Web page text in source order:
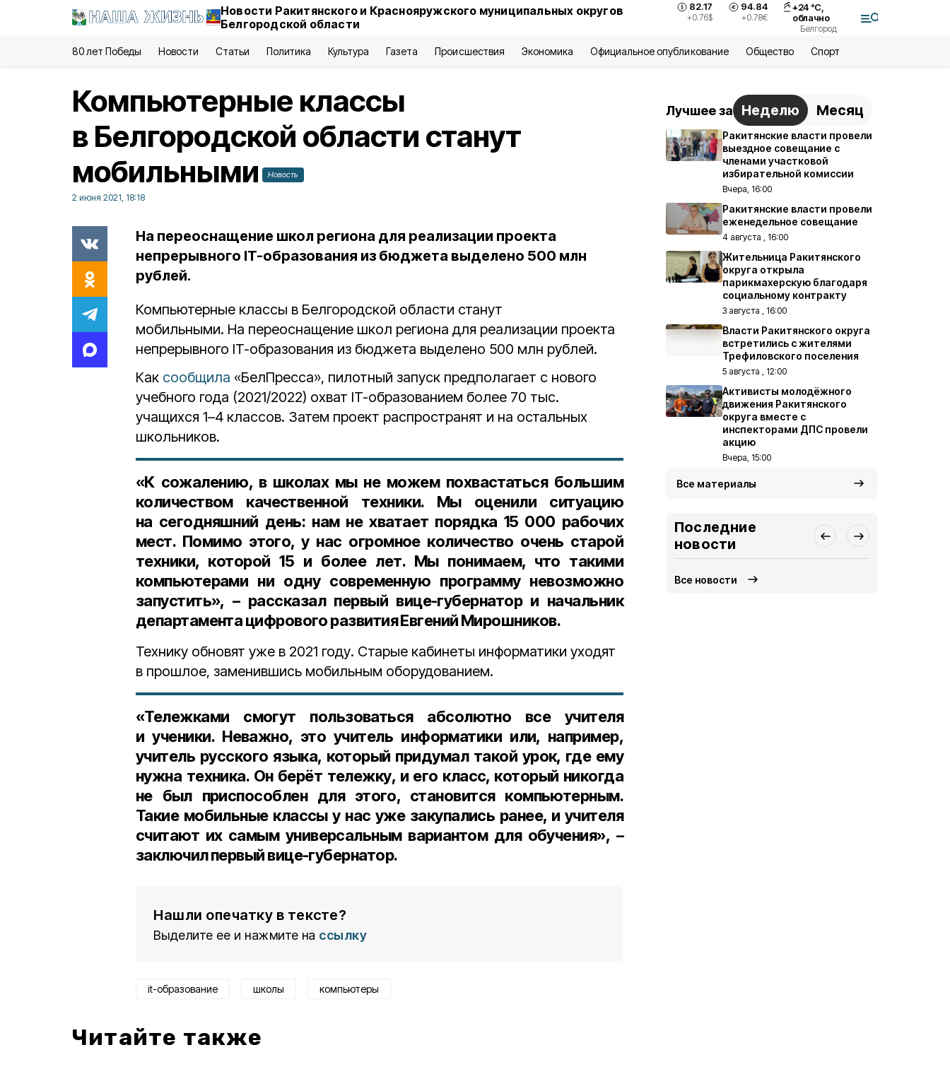
Новости Ракитянского и Краснояружского муниципальных округов
Белгородской области
82.17
+0.76$
94.84
+0.78€
+24 °С,
облачно
Белгород
80 лет Победы Новости Статьи Политика Культура Газета Происшествия Экономика Официальное опубликование Общество Спорт
Компьютерные классы
в Белгородской области станут
мобильными
Новость
2 июня 2021, 18:18
На переоснащение школ региона для реализации проекта
непрерывного IT-образования из бюджета выделено 500 млн
рублей.
Компьютерные классы в Белгородской области станут
мобильными. На переоснащение школ региона для реализации проекта
непрерывного IT-образования из бюджета выделено 500 млн рублей.
Как сообщила «БелПресса», пилотный запуск предполагает с нового
учебного года (2021/2022) охват IT-образованием более 70 тыс.
учащихся 1–4 классов. Затем проект распространят и на остальных
школьников.
«К сожалению, в школах мы не можем похвастаться большим
количеством качественной техники. Мы оценили ситуацию
на сегодняшний день: нам не хватает порядка 15 000 рабочих
мест. Помимо этого, у нас огромное количество очень старой
техники, которой 15 и более лет. Мы понимаем, что такими
компьютерами ни одну современную программу невозможно
запустить», – рассказал первый вице-губернатор и начальник
департамента цифрового развития Евгений Мирошников.
Технику обновят уже в 2021 году. Старые кабинеты информатики уходят
в прошлое, заменившись мобильным оборудованием.
«Тележками смогут пользоваться абсолютно все учителя
и ученики. Неважно, это учитель информатики или, например,
учитель русского языка, который придумал такой урок, где ему
нужна техника. Он берёт тележку, и его класс, который никогда
не был приспособлен для этого, становится компьютерным.
Такие мобильные классы у нас уже закупались ранее, и учителя
считают их самым универсальным вариантом для обучения», –
заключил первый вице-губернатор.
Нашли опечатку в тексте?
Выделите ее и нажмите на ссылку
it-образование школы компьютеры
Читайте также
Лучшее за Неделю Месяц
Ракитянские власти провели
выездное совещание с
членами участковой
избирательной комиссии
Вчера, 16:00
Ракитянские власти провели
еженедельное совещание
4 августа , 16:00
Жительница Ракитянского
округа открыла
парикмахерскую благодаря
социальному контракту
3 августа , 16:00
Власти Ракитянского округа
встретились с жителями
Трефиловского поселения
5 августа , 12:00
Активисты молодёжного
движения Ракитянского
округа вместе с
инспекторами ДПС провели
акцию
Вчера, 15:00
Все материалы
Последние
новости
Все новости